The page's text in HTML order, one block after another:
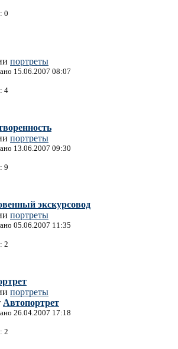
: 0
портреты
15.06.2007 08:07
: 4
портреты
13.06.2007 09:30
: 9
экскурсовод
портреты
05.06.2007 11:35
: 2
портреты
Автопортрет
26.04.2007 17:18
: 2